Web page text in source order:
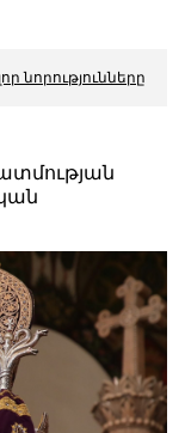
նորությունները